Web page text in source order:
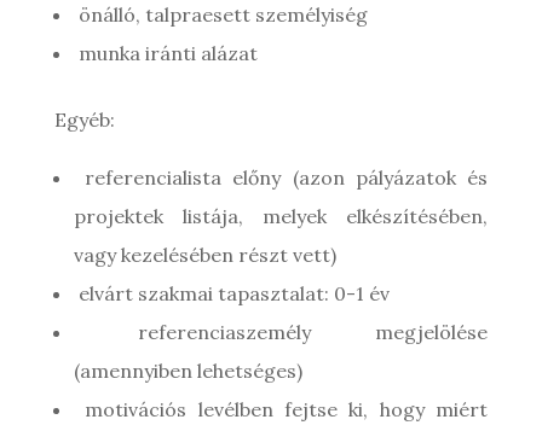
önálló, talpraesett személyiség
munka iránti alázat
Egyéb:
referencialista előny (azon pályázatok és
projektek listája, melyek elkészítésében,
vagy kezelésében részt vett)
elvárt szakmai tapasztalat: 0-1 év
referenciaszemély megjelölése
(amennyiben lehetséges)
motivációs levélben fejtse ki, hogy miért